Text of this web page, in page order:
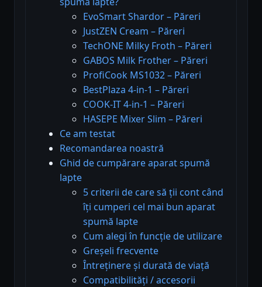
EvoSmart Shardor – Păreri
JustZEN Cream – Păreri
TechONE Milky Froth – Păreri
GABOS Milk Frother – Păreri
ProfiCook MS1032 – Păreri
BestPlaza 4-in-1 – Păreri
COOK-IT 4-in-1 – Păreri
HASEPE Mixer Slim – Păreri
Ce am testat
Recomandarea noastră
Ghid de cumpărare aparat spumă
lapte
5 criterii de care să ții cont când
îți cumperi cel mai bun aparat
spumă lapte
Cum alegi în funcție de utilizare
Greșeli frecvente
Întreținere și durată de viață
Compatibilități / accesorii